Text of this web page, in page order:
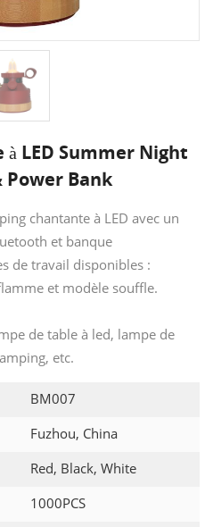
LED Summer Night
Bank
chantante à LED avec un
et banque
de travail disponibles :
et modèle souffle.
de table à led, lampe de
etc.
BM007
Fuzhou, China
Red, Black, White
1000PCS